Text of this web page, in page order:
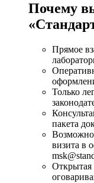
Почему
Прямое
Только
пакета
визита в
Открытая